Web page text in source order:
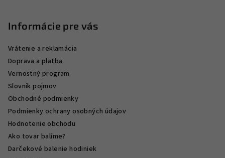
Informácie pre vás
Vrátenie a reklamácia
Doprava a platba
Vernostný program
Slovník pojmov
Obchodné podmienky
Podmienky ochrany osobných údajov
Hodnotenie obchodu
Ako tovar balíme?
Darčekové balenie hodiniek